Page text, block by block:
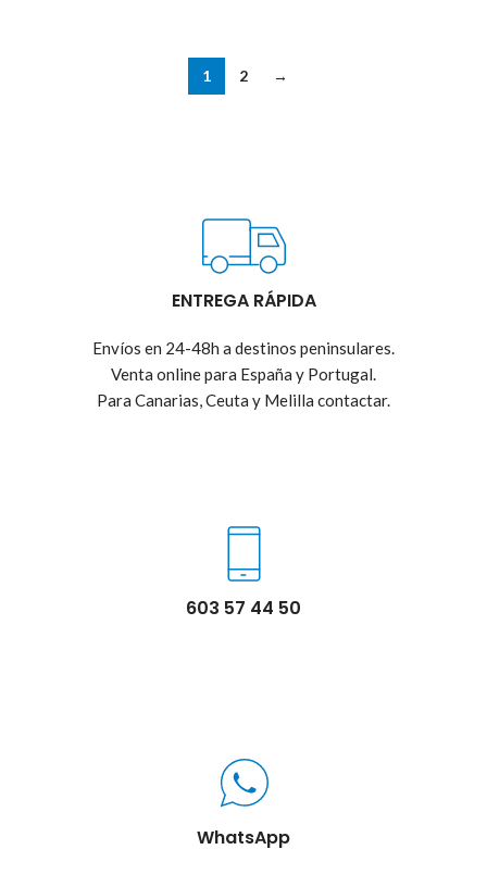
1 2 →
ENTREGA RÁPIDA
Envíos en 24-48h a destinos peninsulares.
Venta online para España y Portugal.
Para Canarias, Ceuta y Melilla contactar.
603 57 44 50
WhatsApp